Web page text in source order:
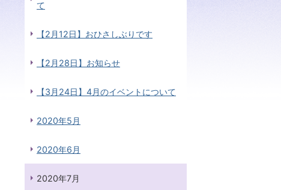
て
【2月12日】おひさしぶりです
【2月28日】お知らせ
【3月24日】4月のイベントについて
2020年5月
2020年6月
2020年7月